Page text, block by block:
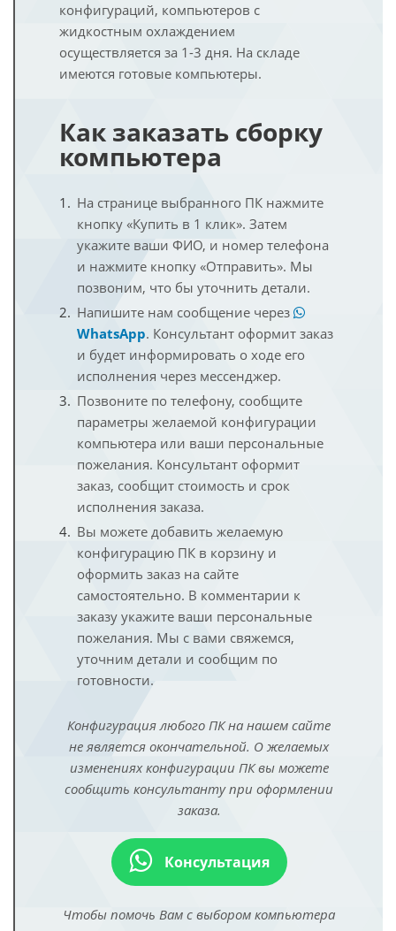
конфигураций, компьютеров с
жидкостным охлаждением
осуществляется за 1-3 дня. На складе
имеются готовые компьютеры.
Как заказать сборку
компьютера
На странице выбранного ПК нажмите
кнопку «Купить в 1 клик». Затем
укажите ваши ФИО, и номер телефона
и нажмите кнопку «Отправить». Мы
позвоним, что бы уточнить детали.
Напишите нам сообщение через
WhatsApp. Консультант оформит заказ
и будет информировать о ходе его
исполнения через мессенджер.
Позвоните по телефону, сообщите
параметры желаемой конфигурации
компьютера или ваши персональные
пожелания. Консультант оформит
заказ, сообщит стоимость и срок
исполнения заказа.
Вы можете добавить желаемую
конфигурацию ПК в корзину и
оформить заказ на сайте
самостоятельно. В комментарии к
заказу укажите ваши персональные
пожелания. Мы с вами свяжемся,
уточним детали и сообщим по
готовности.
Конфигурация любого ПК на нашем сайте
не является окончательной. О желаемых
изменениях конфигурации ПК вы можете
сообщить консультанту при оформлении
заказа.
Консультация
Чтобы помочь Вам с выбором компьютера